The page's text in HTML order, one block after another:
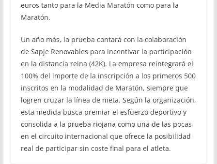
euros tanto para la Media Maratón como para la
Maratón.
Un año más, la prueba contará con la colaboración
de Sapje Renovables para incentivar la participación
en la distancia reina (42K). La empresa reintegrará el
100% del importe de la inscripción a los primeros 500
inscritos en la modalidad de Maratón, siempre que
logren cruzar la línea de meta. Según la organización,
esta medida busca premiar el esfuerzo deportivo y
consolida a la prueba riojana como una de las pocas
en el circuito internacional que ofrece la posibilidad
real de participar sin coste final para el atleta.